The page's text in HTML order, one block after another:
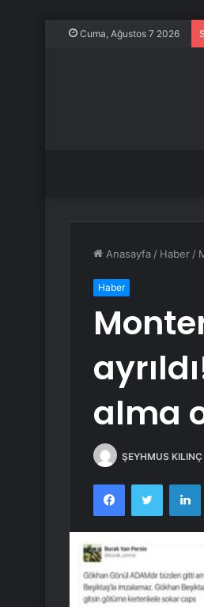
Cuma, Ağustos 7 2026
Anasayfa / Haber /
Haber
alma
ŞEYHMUS KILINÇ
FacebookTwitter